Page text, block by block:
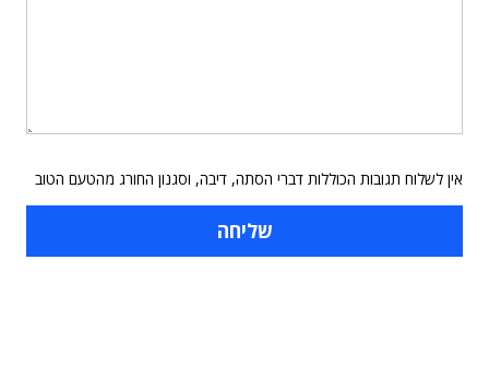
אין לשלוח תגובות הכוללות דברי הסתה, דיבה, וסגנון החורג מהטעם הטוב